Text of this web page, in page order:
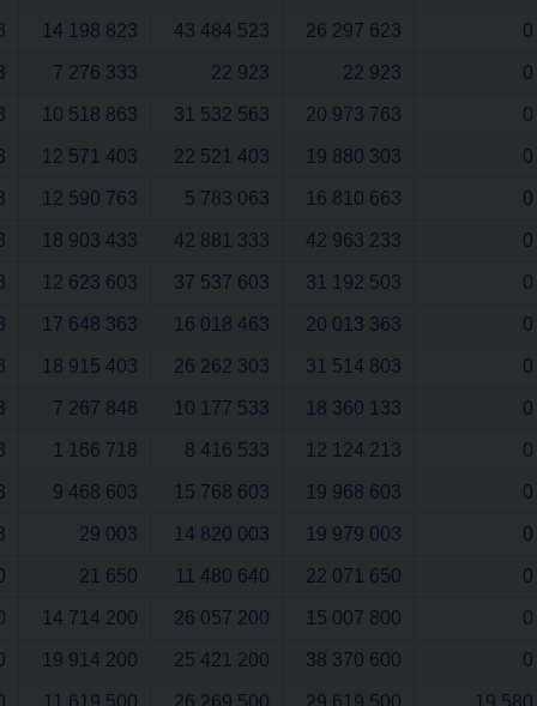
14 198 823 43 484 523 26 297 623 0
7 276 333 22 923 22 923 0
10 518 863 31 532 563 20 973 763 0
12 571 403 22 521 403 19 880 303 0
12 590 763 5 783 063 16 810 663 0
18 903 433 42 881 333 42 963 233 0
12 623 603 37 537 603 31 192 503 0
17 648 363 16 018 463 20 013 363 0
18 915 403 26 262 303 31 514 803 0
7 267 848 10 177 533 18 360 133 0
1 166 718 8 416 533 12 124 213 0
9 468 603 15 768 603 19 968 603 0
29 003 14 820 003 19 979 003 0
21 650 11 480 640 22 071 650 0
14 714 200 26 057 200 15 007 800 0
19 914 200 25 421 200 38 370 600 0
11 619 500 26 269 500 29 619 500 19 580